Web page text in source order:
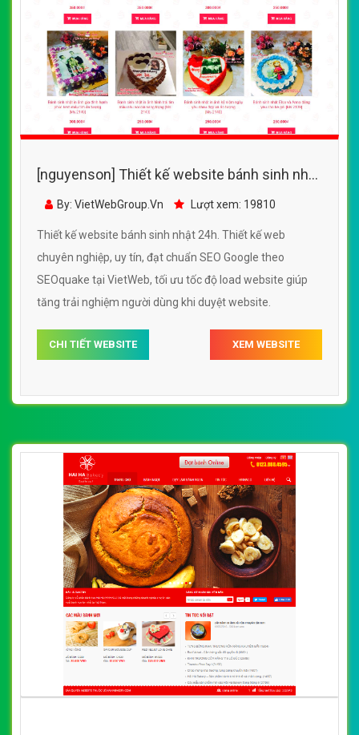
[nguyenson] Thiết kế website bánh sinh nhật
24h đẹp, chuyên nghiệp chuẩn SEO
By: VietWebGroup.Vn Lượt xem: 19810
Thiết kế website bánh sinh nhật 24h. Thiết kế web
chuyên nghiệp, uy tín, đạt chuẩn SEO Google theo
SEOquake tại VietWeb, tối ưu tốc độ load website giúp
tăng trải nghiệm người dùng khi duyệt website.
CHI TIẾT WEBSITE XEM WEBSITE